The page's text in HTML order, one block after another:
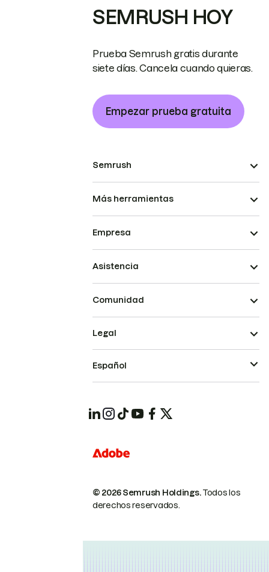
SEMRUSH HOY
Prueba Semrush gratis durante
siete días. Cancela cuando quieras.
Empezar prueba gratuita
Semrush
Más herramientas
Empresa
Asistencia
Comunidad
© 2026 Semrush Holdings.Todos los
derechos reservados.
Legal
Español